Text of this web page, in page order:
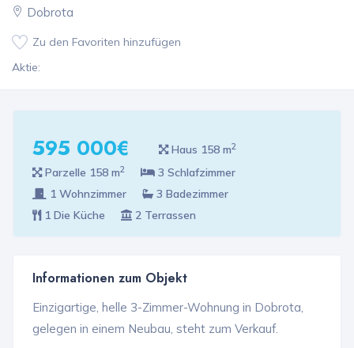
Dobrota
Zu den Favoriten hinzufügen
Aktie:
595 000€ Haus 158 m2
Parzelle 158 m2
3 Schlafzimmer
1 Wohnzimmer
3 Badezimmer
1 Die Küche
2 Terrassen
Informationen zum Objekt
Einzigartige, helle 3-Zimmer-Wohnung in Dobrota,
gelegen in einem Neubau, steht zum Verkauf.